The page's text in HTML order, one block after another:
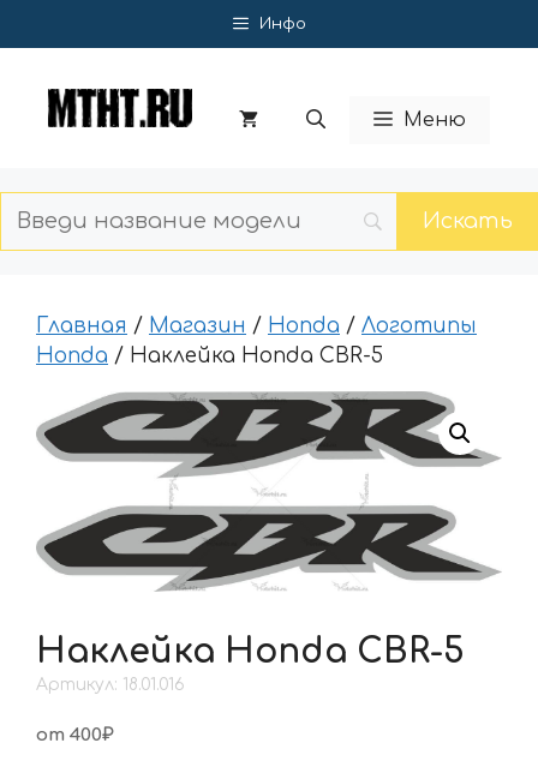
к
Инфо
Меню
Главная / Магазин / Honda / Логотипы
Honda / Наклейка Honda CBR-5
Наклейка Honda CBR-5
Артикул: 18.01.016
от 400₽